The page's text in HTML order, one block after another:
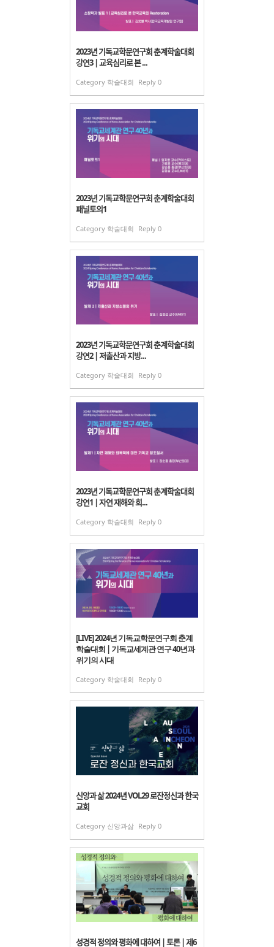
2023년 기독교학문연구회 춘계학술대회
강연3 | 교육심리로 본 ...
Category 학술대회 Reply 0
2023년 기독교학문연구회 춘계학술대회
패널토의1
Category 학술대회 Reply 0
2023년 기독교학문연구회 춘계학술대회
강연2 | 저출산과 지방...
Category 학술대회 Reply 0
2023년 기독교학문연구회 춘계학술대회
강연1 | 자연 재해와 회...
Category 학술대회 Reply 0
[LIVE] 2024년 기독교학문연구회 춘계
학술대회 | 기독교세계관 연구 40년과
위기의 시대
Category 학술대회 Reply 0
신앙과 삶 2024년 VOL29 로잔정신과 한국
교회
Category 신앙과삶 Reply 0
성경적 정의와 평화에 대하여 | 토론 | 제6